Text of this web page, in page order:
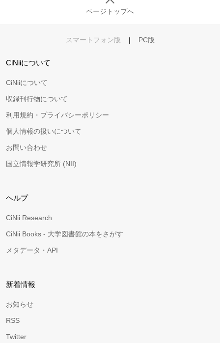
ページトップへ
スマートフォン版 | PC版
CiNiiについて
CiNiiについて
収録刊行物について
利用規約・プライバシーポリシー
個人情報の扱いについて
お問い合わせ
国立情報学研究所 (NII)
ヘルプ
CiNii Research
CiNii Books - 大学図書館の本をさがす
メタデータ・API
新着情報
お知らせ
RSS
Twitter